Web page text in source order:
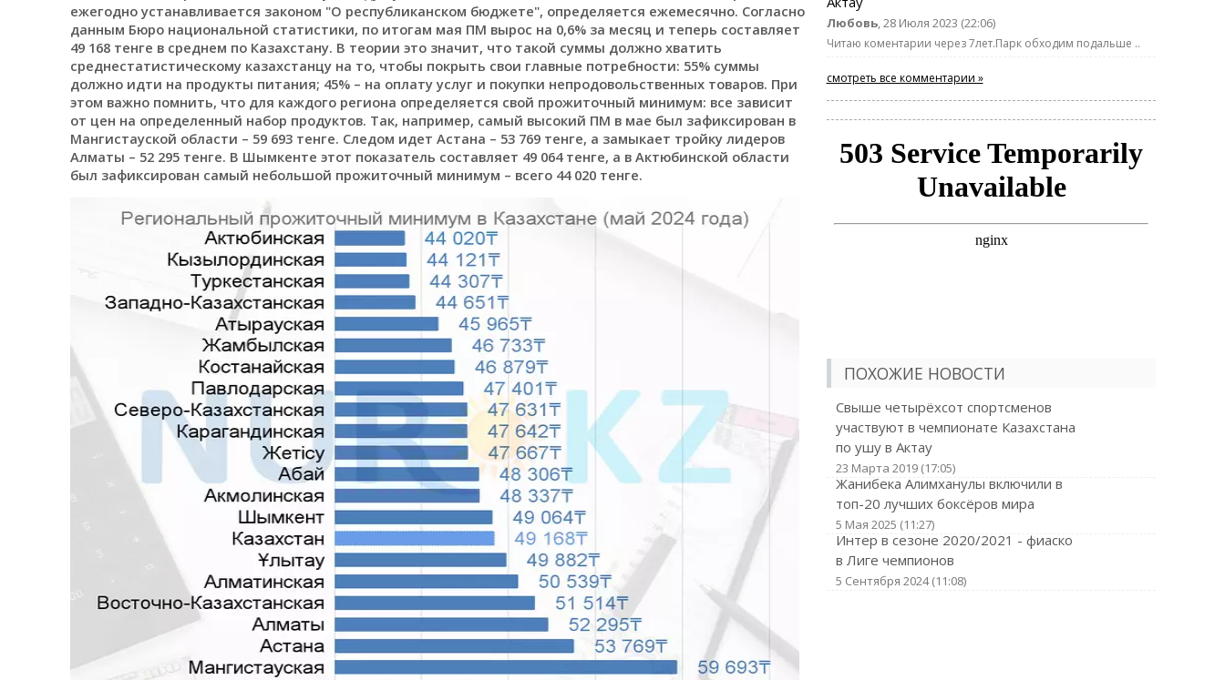
ежегодно устанавливается законом "О республиканском бюджете", определяется ежемесячно. Согласно
данным Бюро национальной статистики, по итогам мая ПМ вырос на 0,6% за месяц и теперь составляет
49 168 тенге в среднем по Казахстану. В теории это значит, что такой суммы должно хватить
среднестатистическому казахстанцу на то, чтобы покрыть свои главные потребности: 55% суммы
должно идти на продукты питания; 45% – на оплату услуг и покупки непродовольственных товаров. При
этом важно помнить, что для каждого региона определяется свой прожиточный минимум: все зависит
от цен на определенный набор продуктов. Так, например, самый высокий ПМ в мае был зафиксирован в
Мангистауской области – 59 693 тенге. Следом идет Астана – 53 769 тенге, а замыкает тройку лидеров
Алматы – 52 295 тенге. В Шымкенте этот показатель составляет 49 064 тенге, а в Актюбинской области
был зафиксирован самый небольшой прожиточный минимум – всего 44 020 тенге.
Любовь, 28 Июля 2023 (22:06)
Читаю коментарии через 7лет.Парк обходим подальше ..
смотреть все комментарии »
ПОХОЖИЕ НОВОСТИ
Свыше четырёхсот спортсменов
участвуют в чемпионате Казахстана
по ушу в Актау
23 Марта 2019 (17:05)
Жанибека Алимханулы включили в
топ-20 лучших боксёров мира
5 Мая 2025 (11:27)
Интер в сезоне 2020/2021 - фиаско
в Лиге чемпионов
5 Сентября 2024 (11:08)